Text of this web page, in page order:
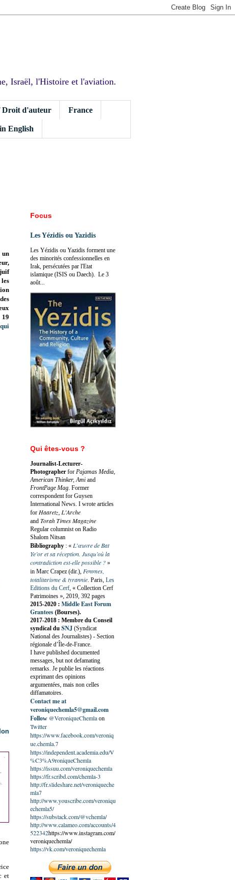
Israël, l'Histoire et l'aviation.
Droit d'auteur France
English
un
et
Focus
Les Yézidis ou Yazidis
Les Yézidis ou Yazidis forment une
des minorités confessionnelles en
Irak, persécutées par l'Etat
islamique (ISIS ou Daech). Le 3
août...
Qui êtes-vous ?
Journalist-Lecturer-
Photographer for Pajamas Media,
American Thinker, Ami and
FrontPage Mag. Former
correspondent for Guysen
International News. I wrote articles
for Haaretz, L'Arche
and Torah Times Magazine
Regular columnist on Radio
Shalom Nitsan
Bibliography : « L’œuvre de Bat
Ye’or et sa réception. Jusqu’où la
contradiction est-elle possible ? »
in Marc Crapez (dir.), Femmes,
totalitarisme & tyrannie. Paris, Les
Editions du Cerf, « Collection Cerf
Patrimoines », 2019, 392 pages
2015-2020 : Middle East Forum
Grantees (Bourses).
2017-2018 : Membre du Conseil
syndical du SNJ (Syndicat
National des Journalistes) - Section
régionale d’Île-de-France.
I have published documented
messages, but not defamating
remarks. Je publie les réactions
exprimant des opinions
argumentées, mais non celles
diffamatoires.
Contact me at
veroniquechemla5@gmail.com
Follow @VeroniqueChemlaon
Twitter
https://www.facebook.com/veroniq
ue.chemla.7
https://independent.academia.edu/V
%C3%A9roniqueChemla
https://issuu.com/veroniquechemla
https://fr.scribd.com/chemla-3
http://fr.slideshare.net/veroniqueche
mla7
http://www.youscribe.com/veroniqu
echemla5/
https://substack.com/@vchemla/
http://www.calameo.com/accounts/4
522342https://www.instagram.com/
veroniquechemla/
https://vk.com/veroniquechemla